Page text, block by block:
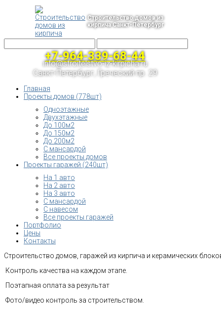
Строительство домов из
кирпича Санкт-Петербург
+7-964-339-68-44
info@stroitelstvo-iz-kirpicha.ru
Санкт-Петербург, Греческий пр. 29
Главная
Проекты домов (778шт)
Одноэтажные
Двухэтажные
До 100м2
До 150м2
До 200м2
С мансардой
Все проекты домов
Проекты гаражей (240шт)
На 1 авто
На 2 авто
На 3 авто
С мансардой
С навесом
Все проекты гаражей
Портфолио
Цены
Контакты
Строительство домов, гаражей из кирпича и керамических
Контроль качества на каждом этапе.
Поэтапная оплата за результат
Фото/видео контроль за строительством.